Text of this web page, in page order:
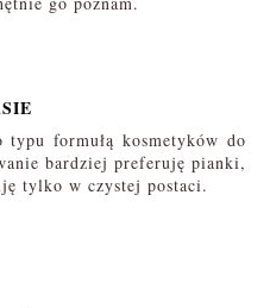
typu formułą kosmetyków do
bardziej preferuję pianki,
tylko w czystej postaci.